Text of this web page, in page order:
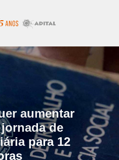
aumentar
de
para 12